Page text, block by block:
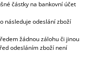
částky na bankovní účet
následuje odeslání zboží
žádnou zálohu či jinou
odesláním zboží není